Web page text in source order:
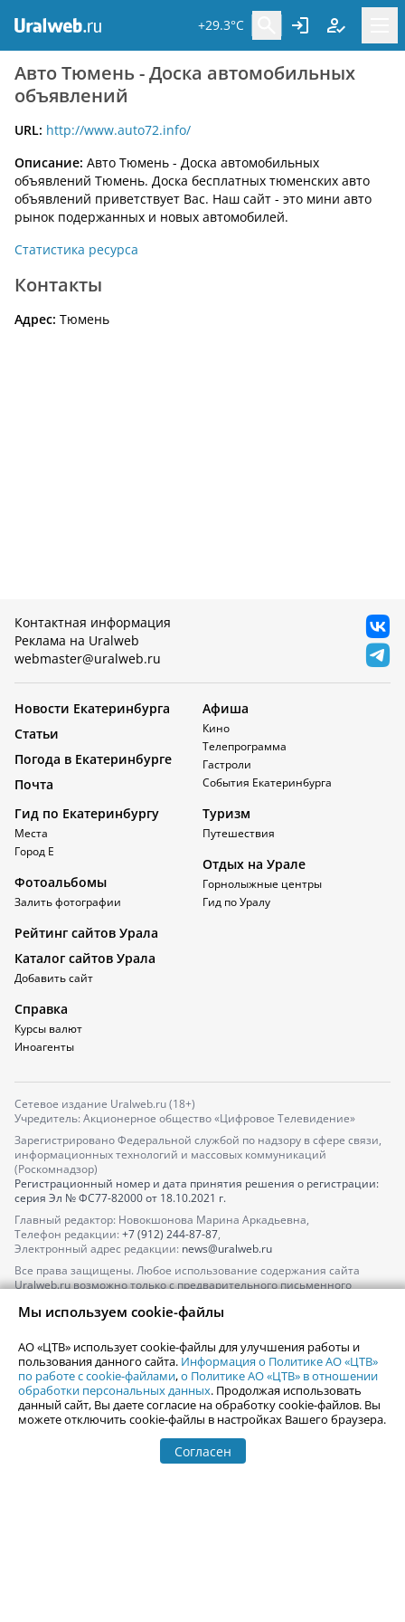
+29.3°C
Авто Тюмень - Доска автомобильных
объявлений
URL: http://www.auto72.info/
Описание: Авто Тюмень - Доска автомобильных
объявлений Тюмень. Доска бесплатных тюменских авто
объявлений приветствует Вас. Наш сайт - это мини авто
рынок подержанных и новых автомобилей.
Статистика ресурса
Контакты
Адрес: Тюмень
Контактная информация
Реклама на Uralweb
webmaster@uralweb.ru
Новости Екатеринбурга
Статьи
Погода в Екатеринбурге
Почта
Афиша
Кино
Телепрограмма
Гастроли
События Екатеринбурга
Гид по Екатеринбургу
Места
Город Е
Фотоальбомы
Залить фотографии
Туризм
Путешествия
Отдых на Урале
Горнолыжные центры
Гид по Уралу
Рейтинг сайтов Урала
Каталог сайтов Урала
Добавить сайт
Справка
Курсы валют
Иноагенты
Сетевое издание Uralweb.ru (18+)
Учредитель: Акционерное общество «Цифровое Телевидение»
Зарегистрировано Федеральной службой по надзору в сфере связи,
информационных технологий и массовых коммуникаций
(Роскомнадзор)
Регистрационный номер и дата принятия решения о регистрации:
серия Эл № ФС77-82000от 18.10.2021 г.
Главный редактор: Новокшонова Марина Аркадьевна,
Телефон редакции: +7 (912) 244-87-87,
Электронный адрес редакции: news@uralweb.ru
Все права защищены. Любое использование содержания сайта
Uralweb.ru возможно только с предварительного письменного
По вопросам размещения рекламы обращайтесь по тел.
По вопросам размещения информации в разделе «Афиша»
afisha@uralweb.ru
Пользовательское соглашение на использование сайта
Политика АО «ЦТВ» в отношении обработки персональных данных
Мы используем cookie-файлы
АО «ЦТВ» использует cookie-файлы для улучшения работы и
пользования данного сайта. Информация о Политике АО «ЦТВ»
по работе с cookie-файлами,о Политике АО «ЦТВ» в отношении
обработки персональных данных. Продолжая использовать
данный сайт, Вы даете согласие на обработку cookie-файлов. Вы
можете отключить cookie-файлы в настройках Вашего браузера.
Согласен